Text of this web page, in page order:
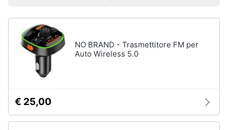
home
Videogiochi
Audio
Clima
Moto
Pantaloni
moto
Candele
Continental
tkc
70
NO BRAND - Trasmettitore FM per
Auto Wireless 5.0
€ 25,00